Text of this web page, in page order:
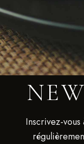
Inscrivez-